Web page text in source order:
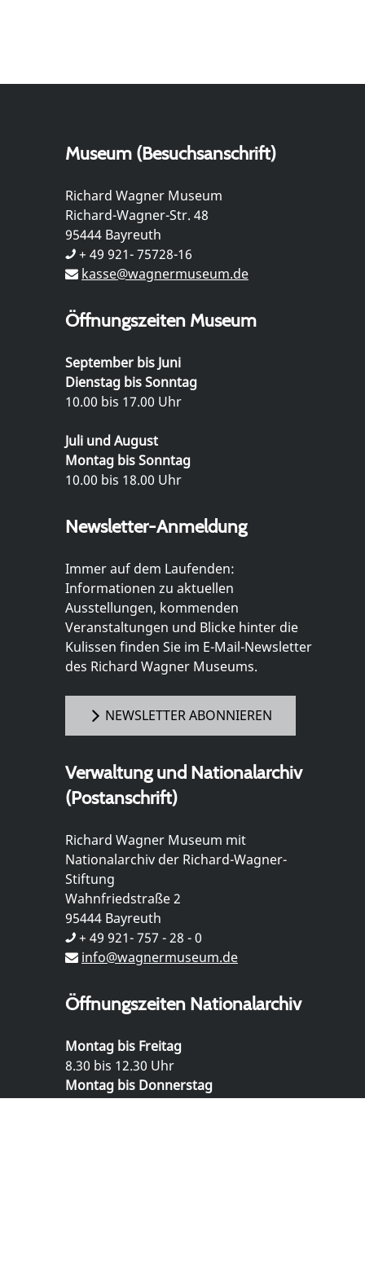
Museum (Besuchsanschrift)
Richard Wagner Museum
Richard-Wagner-Str. 48
95444 Bayreuth
+ 49 921- 75728-16
kasse@wagnermuseum.de
Öffnungszeiten Museum
September bis Juni
Dienstag bis Sonntag
10.00 bis 17.00 Uhr
Juli und August
Montag bis Sonntag
10.00 bis 18.00 Uhr
Newsletter-Anmeldung
Immer auf dem Laufenden:
Informationen zu aktuellen
Ausstellungen, kommenden
Veranstaltungen und Blicke hinter die
Kulissen finden Sie im E-Mail-Newsletter
des Richard Wagner Museums.
NEWSLETTER ABONNIEREN
Verwaltung und Nationalarchiv
(Postanschrift)
Richard Wagner Museum mit
Nationalarchiv der Richard-Wagner-
Stiftung
Wahnfriedstraße 2
95444 Bayreuth
+ 49 921- 757 - 28 - 0
info@wagnermuseum.de
Öffnungszeiten Nationalarchiv
Montag bis Freitag
8.30 bis 12.30 Uhr
Montag bis Donnerstag
14.00 bis 16.30 Uhr